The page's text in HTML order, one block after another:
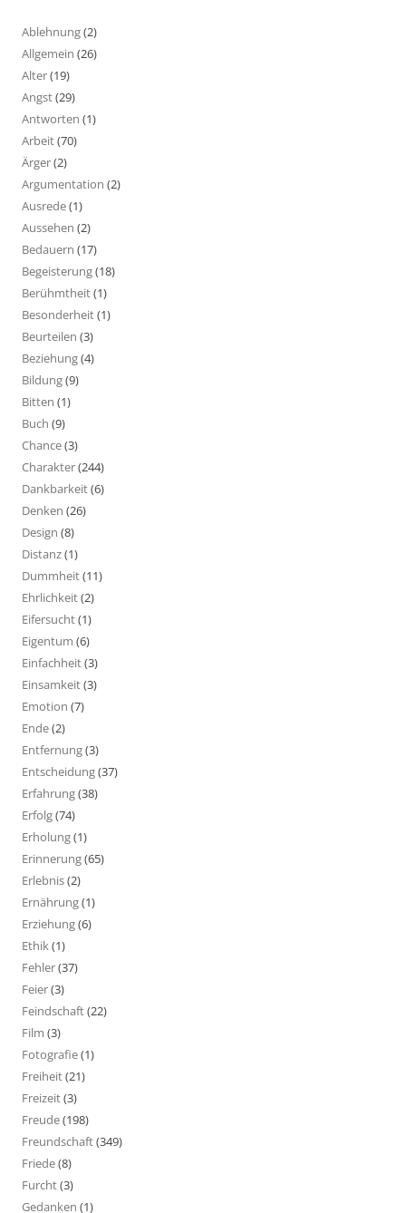
Ablehnung(2)
Allgemein (26)
Alter(19)
Angst(29)
Antworten (1)
Arbeit(70)
Ärger(2)
Argumentation (2)
Ausrede(1)
Aussehen (2)
Bedauern (17)
Begeisterung(18)
Berühmtheit(1)
Besonderheit(1)
Beurteilen (3)
Beziehung(4)
Bildung(9)
Bitten (1)
Buch (9)
Chance(3)
Charakter(244)
Dankbarkeit(6)
Denken (26)
Design (8)
Distanz(1)
Dummheit(11)
Ehrlichkeit(2)
Eifersucht(1)
Eigentum (6)
Einfachheit(3)
Einsamkeit(3)
Emotion (7)
Ende(2)
Entfernung(3)
Entscheidung(37)
Erfahrung(38)
Erfolg(74)
Erholung(1)
Erinnerung(65)
Erlebnis(2)
Ernährung(1)
Erziehung(6)
Ethik(1)
Fehler(37)
Feier(3)
Feindschaft(22)
Film (3)
Fotografie(1)
Freiheit(21)
Freizeit(3)
Freude(198)
Freundschaft(349)
Friede(8)
Furcht(3)
Gedanken (1)